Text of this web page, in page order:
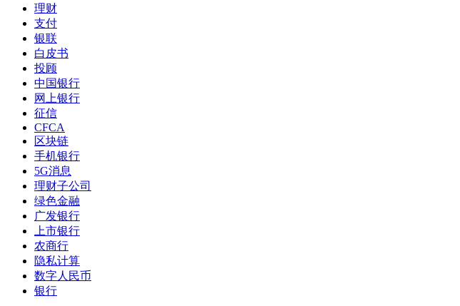
理财
支付
银联
白皮书
投顾
中国银行
网上银行
征信
CFCA
区块链
手机银行
5G消息
理财子公司
绿色金融
广发银行
上市银行
农商行
隐私计算
数字人民币
银行